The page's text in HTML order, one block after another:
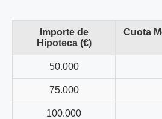
Importe de
Hipoteca (€)
Cuota
50.000
75.000
100.000